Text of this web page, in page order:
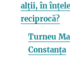
alții, în
reciprocă?
Turneu
Constanța